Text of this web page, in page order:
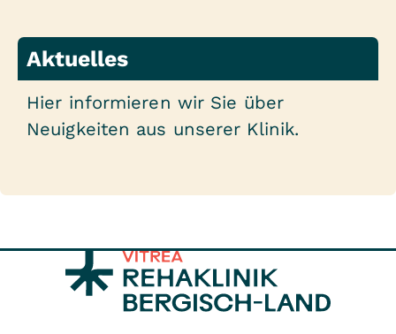
Aktuelles
Hier informieren wir Sie über
Neuigkeiten aus unserer Klinik.